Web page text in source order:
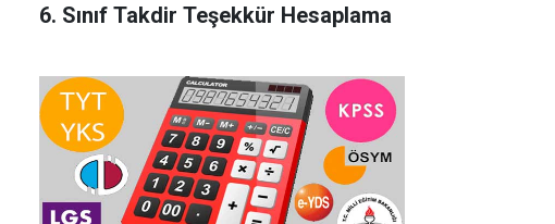
6. Sınıf Takdir Teşekkür Hesaplama